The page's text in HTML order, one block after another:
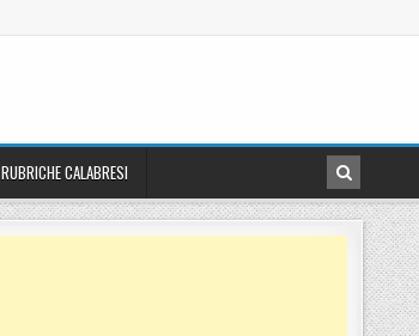
RUBRICHE CALABRESI